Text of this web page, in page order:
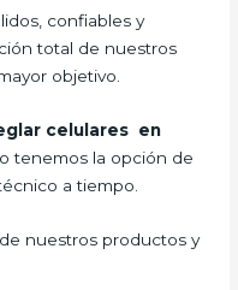
confiables y
total de nuestros
objetivo.
celulares en
tenemos la opción de
a tiempo.
nuestros productos y